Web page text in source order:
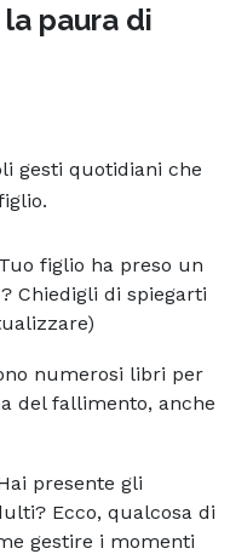
paura di
gesti quotidiani che
figlio ha preso un
Chiedigli di spiegarti
numerosi libri per
del fallimento, anche
presente gli
Ecco, qualcosa di
gestire i momenti